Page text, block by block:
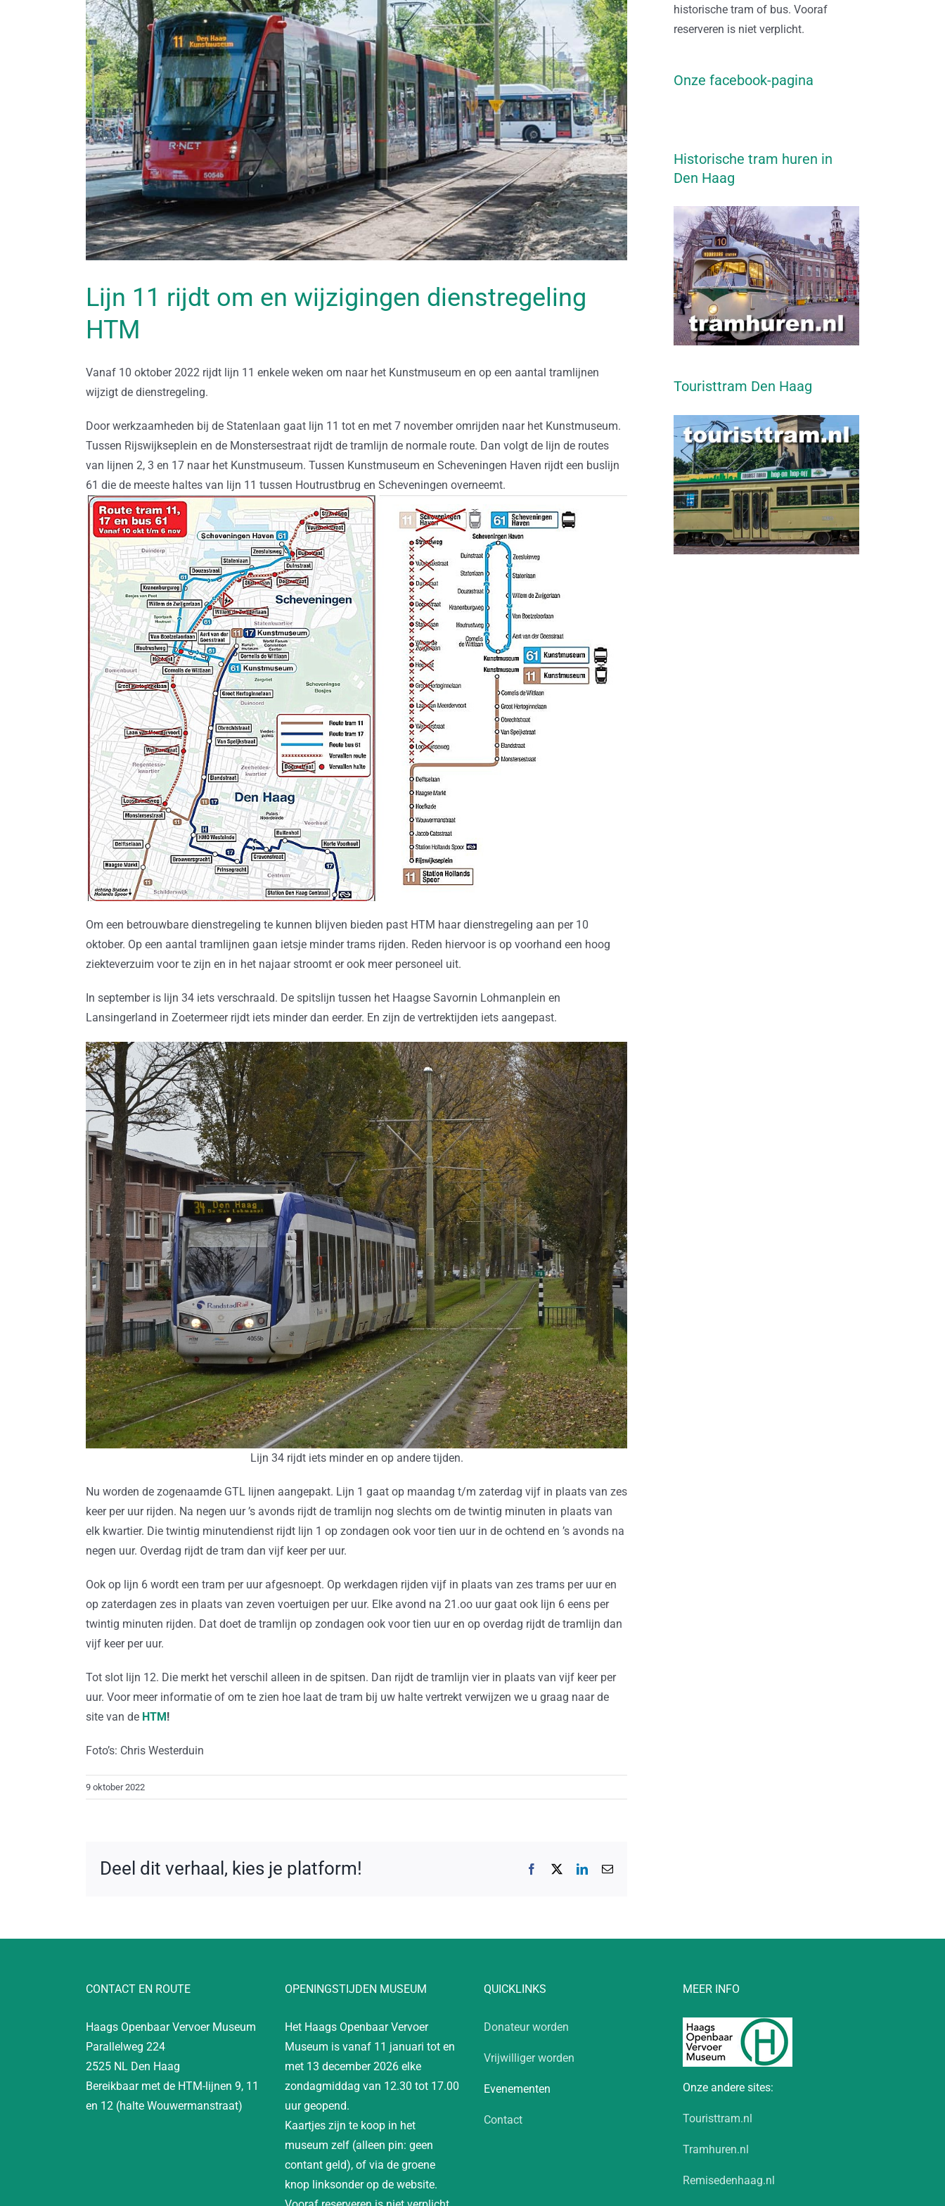
Lijn 11 rijdt om en wijzigingen dienstregeling
HTM
Vanaf 10 oktober 2022 rijdt lijn 11 enkele weken om naar het Kunstmuseum en op een aantal tramlijnen
wijzigt de dienstregeling.
Door werkzaamheden bij de Statenlaan gaat lijn 11 tot en met 7 november omrijden naar het Kunstmuseum.
Tussen Rijswijkseplein en de Monstersestraat rijdt de tramlijn de normale route. Dan volgt de lijn de routes
van lijnen 2, 3 en 17 naar het Kunstmuseum. Tussen Kunstmuseum en Scheveningen Haven rijdt een buslijn
61 die de meeste haltes van lijn 11 tussen Houtrustbrug en Scheveningen overneemt.
Om een betrouwbare dienstregeling te kunnen blijven bieden past HTM haar dienstregeling aan per 10
oktober. Op een aantal tramlijnen gaan ietsje minder trams rijden. Reden hiervoor is op voorhand een hoog
ziekteverzuim voor te zijn en in het najaar stroomt er ook meer personeel uit.
In september is lijn 34 iets verschraald. De spitslijn tussen het Haagse Savornin Lohmanplein en
Lansingerland in Zoetermeer rijdt iets minder dan eerder. En zijn de vertrektijden iets aangepast.
Lijn 34 rijdt iets minder en op andere tijden.
Nu worden de zogenaamde GTL lijnen aangepakt. Lijn 1 gaat op maandag t/m zaterdag vijf in plaats van zes
keer per uur rijden. Na negen uur ’s avonds rijdt de tramlijn nog slechts om de twintig minuten in plaats van
elk kwartier. Die twintig minutendienst rijdt lijn 1 op zondagen ook voor tien uur in de ochtend en ’s avonds na
negen uur. Overdag rijdt de tram dan vijf keer per uur.
Ook op lijn 6 wordt een tram per uur afgesnoept. Op werkdagen rijden vijf in plaats van zes trams per uur en
op zaterdagen zes in plaats van zeven voertuigen per uur. Elke avond na 21.oo uur gaat ook lijn 6 eens per
twintig minuten rijden. Dat doet de tramlijn op zondagen ook voor tien uur en op overdag rijdt de tramlijn dan
vijf keer per uur.
Tot slot lijn 12. Die merkt het verschil alleen in de spitsen. Dan rijdt de tramlijn vier in plaats van vijf keer per
uur. Voor meer informatie of om te zien hoe laat de tram bij uw halte vertrekt verwijzen we u graag naar de
site van de HTM !
Foto’s: Chris Westerduin
9 oktober 2022
Deel dit verhaal, kies je platform! Facebook LinkedIn
E-
historische tram of bus. Vooraf
reserveren is niet verplicht.
Onze facebook-pagina
Historische tram huren in
Den Haag
Touristtram Den Haag
CONTACT EN ROUTE
Haags Openbaar Vervoer Museum
Parallelweg 224
2525 NL Den Haag
Bereikbaar met de HTM-lijnen 9, 11
en 12 (halte Wouwermanstraat)
OPENINGSTIJDEN MUSEUM
Het Haags Openbaar Vervoer
Museum is vanaf 11 januari tot en
met 13 december 2026 elke
zondagmiddag van 12.30 tot 17.00
uur geopend.
Kaartjes zijn te koop in het
museum zelf (alleen pin: geen
contant geld), of via de groene
knop linksonder op de website.
QUICKLINKS
Donateur worden
Vrijwilliger worden
Evenementen
Contact
MEER INFO
Onze andere sites:
Touristtram.nl
Tramhuren.nl
Remisedenhaag.nl